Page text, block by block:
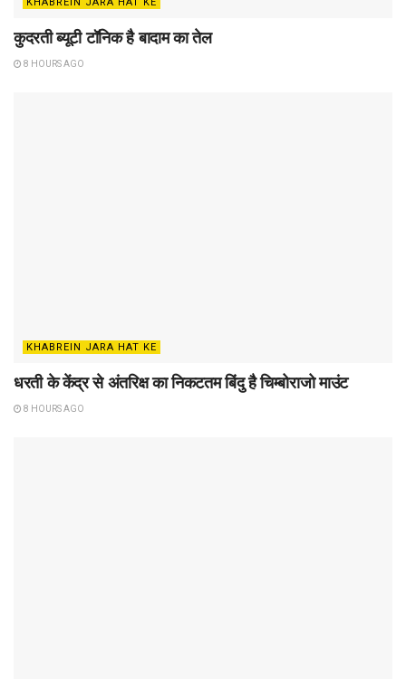
कुदरती ब्यूटी टॉनिक है बादाम का तेल
8 HOURS AGO
KHABREIN JARA HAT KE
धरती के केंद्र से अंतरिक्ष का निकटतम बिंदु है चिम्बोराजो माउंट
8 HOURS AGO